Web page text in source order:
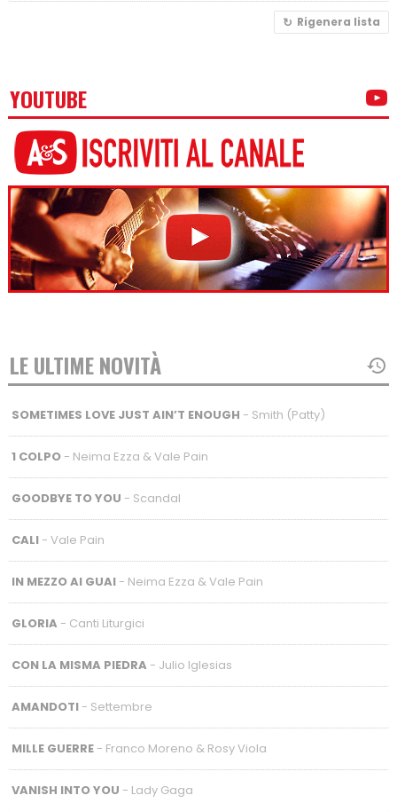
Rigenera lista
YOUTUBE
LE ULTIME NOVITÀ
SOMETIMES LOVE JUST AIN’T ENOUGH - Smith (Patty)
1 COLPO- Neima Ezza & Vale Pain
GOODBYE TO YOU - Scandal
CALI- Vale Pain
IN MEZZO AI GUAI- Neima Ezza & Vale Pain
GLORIA - Canti Liturgici
CON LA MISMA PIEDRA - Julio Iglesias
AMANDOTI- Settembre
MILLE GUERRE- Franco Moreno & Rosy Viola
VANISH INTO YOU - Lady Gaga